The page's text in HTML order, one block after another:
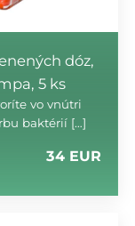
dóz,
5 ks
vo vnútri
baktérií […]
34 EUR